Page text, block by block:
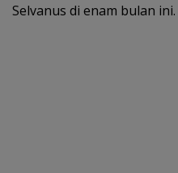
Selvanus di enam bulan ini.